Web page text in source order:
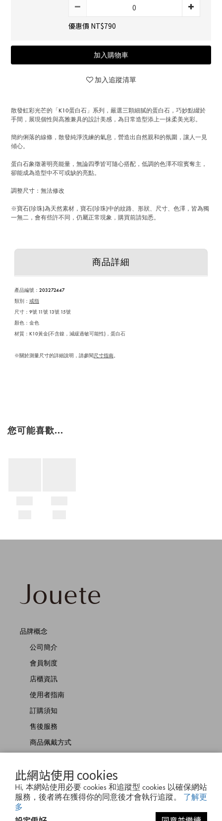
此網站使用 cookies
Hi, 本網站使用必要 cookies 和追蹤型 cookies 以確保網站
服務，後者將在獲得你的同意後才會執行追蹤。 了解更
多
優惠價 NT$790
加入購物車
加入追蹤清單
散發虹彩光芒的「K10蛋白石」系列，嚴選三顆細膩的蛋白石，巧妙點綴於
手間，展現個性與高雅兼具的設計美感，為日常造型添上一抹柔美光彩。
簡約俐落的線條，散發純淨洗練的氣息，營造出自然親和的氛圍，讓人一見
傾心。
蛋白石象徵著明亮能量，無論四季皆可隨心搭配，低調的色澤不喧賓奪主，
卻能成為造型中不可或缺的亮點。
調整尺寸：無法修改
※寶石(珍珠)為天然素材，寶石(珍珠)中的紋路、形狀、尺寸、色澤，皆為獨
一無二，會有些許不同，仍屬正常現象，購買前請知悉。
商品詳細
產品編號 ： 203272447
類別： 戒指
尺寸：9號 11號 13號 15號
顏色：金色
材質：K10黃金(不含鎳，減緩過敏可能性)，蛋白石
※關於測量尺寸的詳細說明，請參閱尺寸指南。
您可能喜歡...
品牌概念
公司簡介
會員制度
店櫃資訊
使用者指南
訂購須知
售後服務
商品佩戴方式